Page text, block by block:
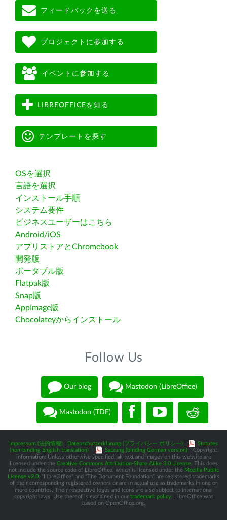
フィードバックを送る
プロジェクトに参加する
イベントに参加する
LIBREOFFICEを知る
テンプレートを探す
OSを選択
言語を選択
インストール手順
システム要件
ビジネスユーザーはこちら
Android/iOS
アプリストアとChromebook
開発版
ポータブル版
Flatpak版
Snap版
AppImage版
Chocolateyからインストール
Follow Us
Our blog Mastodon (LibreOffice)
Mastodon (TDF)
Impressum (法的情報) Datenschutzerklärung (プライバシー ポリシー)
Statutes
(non-binding English translation) - Satzung (binding German version)
| Copyright
information: Unless otherwise specified, all text and images on this website are
licensed under the Creative Commons Attribution-Share Alike 3.0 License. This does
not include the source code of LibreOffice, which is licensed under the Mozilla Public
License v2.0 . “LibreOffice” and “The Document Foundation” are registered trademarks
of their corresponding registered owners or are in actual use as trademarks in one or
more countries. Their respective logos and icons are also subject to international
copyright laws. Use thereof is explained in our trademark policy. LibreOffice was
based on OpenOffice.org.